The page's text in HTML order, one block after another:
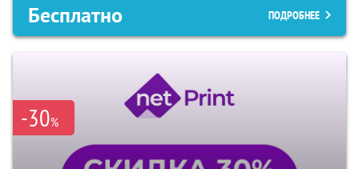
Бесплатно ПОДРОБНЕЕ
-30%